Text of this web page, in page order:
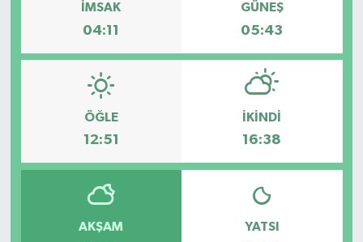
İMSAK
04:11
GÜNEŞ
05:43
ÖĞLE
12:51
İKINDI
16:38
AKŞAM YATSI